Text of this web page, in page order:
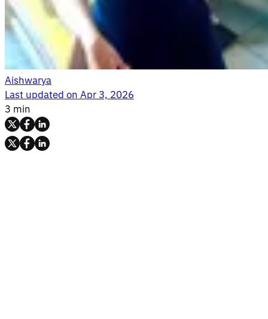
Aishwarya
Last updated onApr 3, 2026
3 min